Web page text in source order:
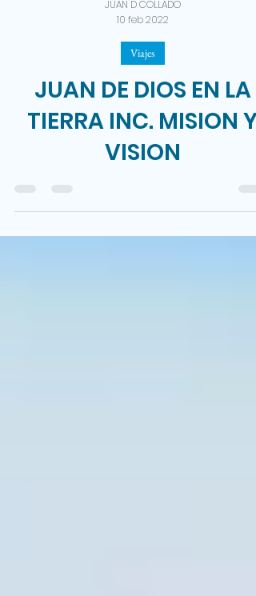
JUAN D COLLADO
10 feb 2022
Viajes
JUAN DE DIOS EN LA
VISION